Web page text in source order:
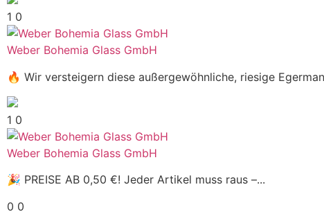
1 0
Weber Bohemia Glass GmbH
🔥 Wir versteigern diese außergewöhnliche, riesige
1 0
Weber Bohemia Glass GmbH
🎉 PREISE AB 0,50 €! Jeder Artikel muss raus –...
0 0